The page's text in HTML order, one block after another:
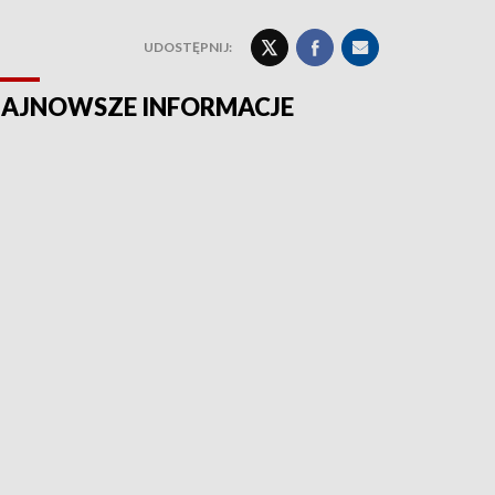
UDOSTĘPNIJ:
INFORMACJE